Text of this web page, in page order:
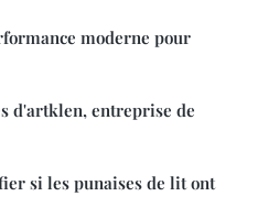
moderne pour
d'artklen, entreprise de
si les punaises de lit ont